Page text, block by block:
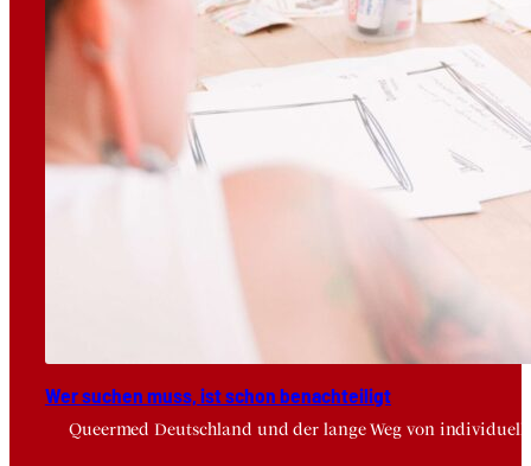
Wer suchen muss, ist schon benach­tei­ligt
Queermed Deutschland und der lange Weg von